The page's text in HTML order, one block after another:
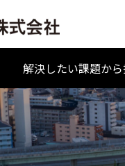
解決したい課題か